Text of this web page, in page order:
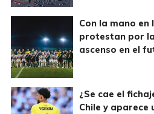
Con la mano
protestan por
ascenso en el
¿Se cae el
Chile y aparece